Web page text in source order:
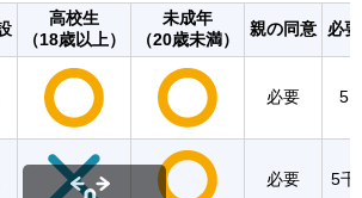
高校生
（18歳以上）
未成年
（20歳未満）
親の同意 必
必要 5
必要 5千